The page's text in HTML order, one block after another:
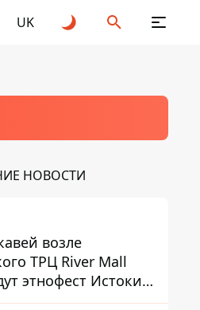
UK
НОВОСТИ
возле
ТРЦ River Mall
этнофест Истоки –
Рыба и Leleka